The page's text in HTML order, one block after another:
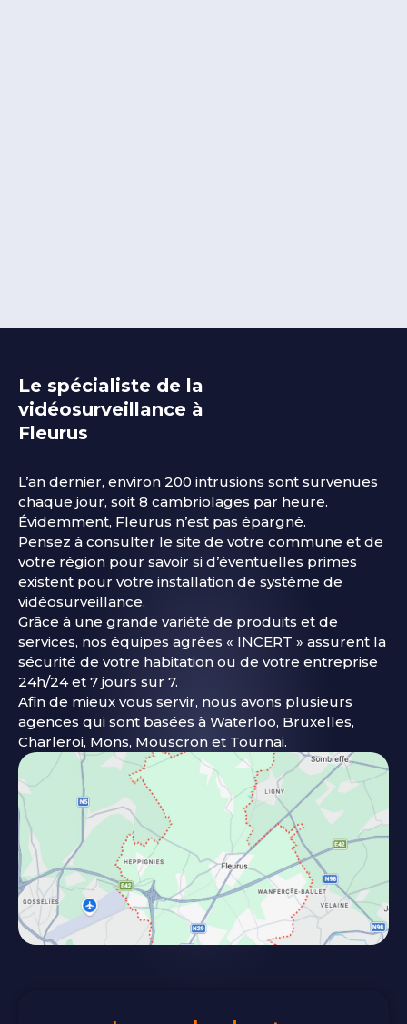
Le spécialiste de la
vidéosurveillance à
Fleurus
L’an dernier, environ 200 intrusions sont survenues
chaque jour, soit 8 cambriolages par heure.
Évidemment, Fleurus n’est pas épargné.
Pensez à consulter le site de votre commune et de
votre région pour savoir si d’éventuelles primes
existent pour votre installation de système de
vidéosurveillance.
Grâce à une grande variété de produits et de
services, nos équipes agrées « INCERT » assurent la
sécurité de votre habitation ou de votre entreprise
24h/24 et 7 jours sur 7.
Afin de mieux vous servir, nous avons plusieurs
agences qui sont basées à Waterloo, Bruxelles,
Charleroi, Mons, Mouscron et Tournai.